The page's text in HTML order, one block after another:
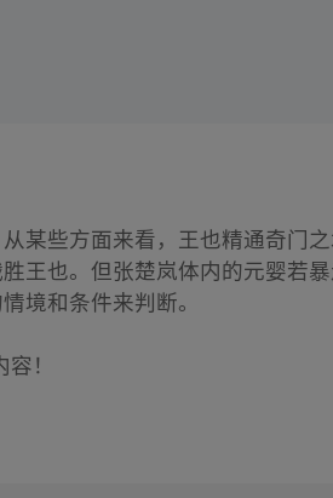
某些方面来看，王也精通奇门
王也。但张楚岚体内的元婴若暴
境和条件来判断。
！